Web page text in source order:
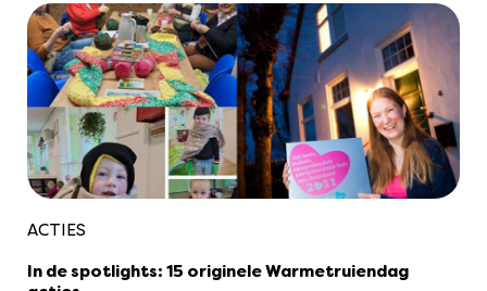
ACTIES
In de spotlights: 15 originele Warmetruiendag